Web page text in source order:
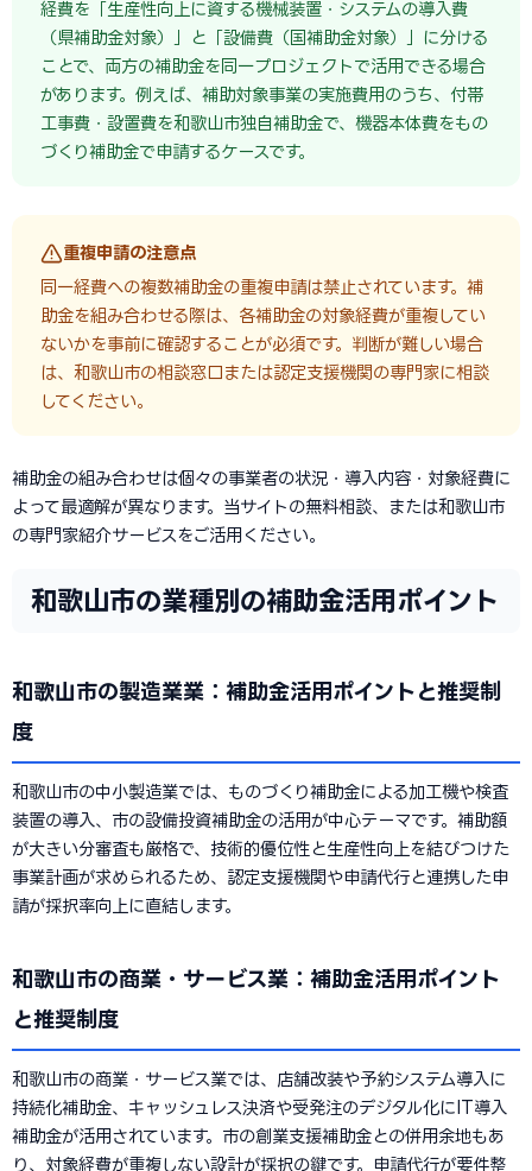
経費を「生産性向上に資する機械装置・システムの導入費
（県補助金対象）」と「設備費（国補助金対象）」に分ける
ことで、両方の補助金を同一プロジェクトで活用できる場合
があります。例えば、補助対象事業の実施費用のうち、付帯
工事費・設置費を和歌山市独自補助金で、機器本体費をもの
づくり補助金で申請するケースです。
重複申請の注意点
同一経費への複数補助金の重複申請は禁止されています。補
助金を組み合わせる際は、各補助金の対象経費が重複してい
ないかを事前に確認することが必須です。判断が難しい場合
は、和歌山市の相談窓口または認定支援機関の専門家に相談
してください。
補助金の組み合わせは個々の事業者の状況・導入内容・対象経費に
よって最適解が異なります。当サイトの無料相談、または和歌山市
の専門家紹介サービスをご活用ください。
和歌山市の業種別の補助金活用ポイント
和歌山市の製造業業：補助金活用ポイントと推奨制
度
和歌山市の中小製造業では、ものづくり補助金による加工機や検査
装置の導入、市の設備投資補助金の活用が中心テーマです。補助額
が大きい分審査も厳格で、技術的優位性と生産性向上を結びつけた
事業計画が求められるため、認定支援機関や申請代行と連携した申
請が採択率向上に直結します。
和歌山市の商業・サービス業：補助金活用ポイント
と推奨制度
和歌山市の商業・サービス業では、店舗改装や予約システム導入に
持続化補助金、キャッシュレス決済や受発注のデジタル化にIT導入
補助金が活用されています。市の創業支援補助金との併用余地もあ
り、対象経費が重複しない設計が採択の鍵です。申請代行が要件整